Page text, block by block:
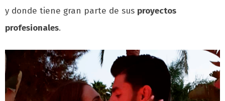
y donde tiene gran parte de sus proyectos
profesionales.